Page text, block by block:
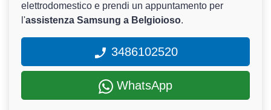
elettrodomestico e prendi un appuntamento per
l'assistenza Samsung a Belgioioso.
3486102520
WhatsApp